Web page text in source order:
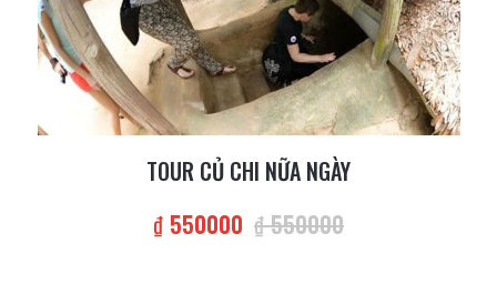
TOUR CỦ CHI NỮA NGÀY
₫ 550000 ₫ 550000